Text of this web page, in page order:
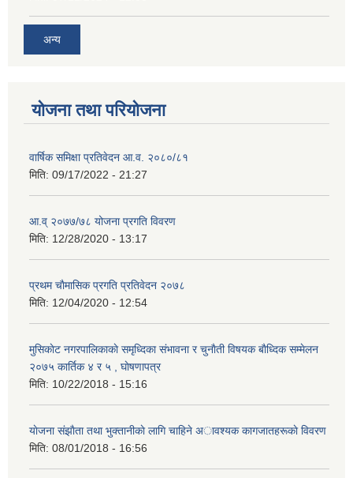
अन्य
योजना तथा परियोजना
वार्षिक समिक्षा प्रतिवेदन आ.व. २०८०/८१
मिति: 09/17/2022 - 21:27
आ.व् २०७७/७८ योजना प्रगति विवरण
मिति: 12/28/2020 - 13:17
प्रथम चाैमासिक प्रगति प्रतिवेदन २०७८
मिति: 12/04/2020 - 12:54
मुसिकाेट नगरपालिकाकाे समृध्दिका संभावना र चुनाैती विषयक बाैध्दिक सम्मेलन
२०७५ कार्तिक ४ र ५ , घाेषणापत्र
मिति: 10/22/2018 - 15:16
याेजना संझाैता तथा भुक्तानीकाे लागि चाहिने अावश्यक कागजातहरूकाे विवरण
मिति: 08/01/2018 - 16:56